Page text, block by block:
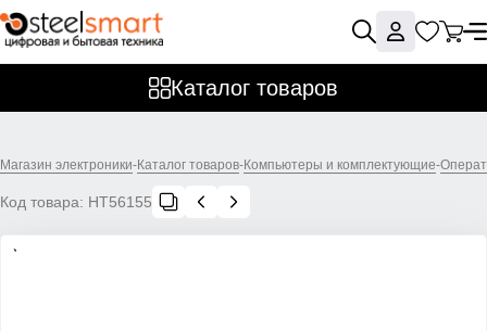
Каталог товаров
Магазин электроники-Каталог товаров-Компьютеры и комплектующие-
Код товара: НТ56155